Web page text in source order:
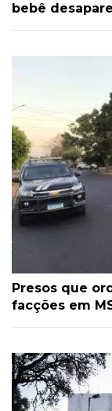
bebê
Presos que
facções em